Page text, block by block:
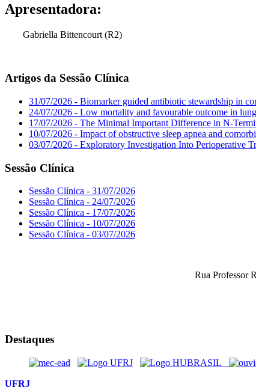
Apresentadora:
Gabriella Bittencourt (R2)
Artigos da Sessão Clínica
31/07/2026 - Biomarker guided antibiotic stewardship in
24/07/2026 - Low mortality and favourable outcome in
17/07/2026 - The Minimal Important Difference in N-
10/07/2026 - Impact of obstructive sleep apnea and
03/07/2026 - Exploratory Investigation Into Perioperative
Sessão Clínica
Sessão Clínica - 31/07/2026
Sessão Clínica - 24/07/2026
Sessão Clínica - 17/07/2026
Sessão Clínica - 10/07/2026
Sessão Clínica - 03/07/2026
Rua Professor
Destaques
UFRJ